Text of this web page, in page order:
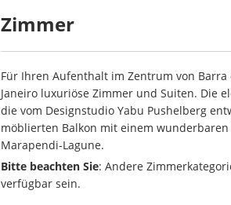
Zimmer
Für Ihren Aufenthalt im Zentrum von
Janeiro luxuriöse Zimmer und Suiten. Die
die vom Designstudio Yabu Pushelberg
möblierten Balkon mit einem
Marapendi-Lagune.
Bitte beachten Sie: Andere
verfügbar sein.